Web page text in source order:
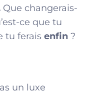
Que changerais-
ce que tu
tu ferais enfin ?
un luxe